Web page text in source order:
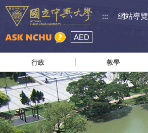
::: 網站導覽
AED
行政 教學